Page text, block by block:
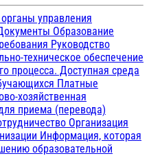
управления
Образование
Руководство
техническое обеспечение
процесса. Доступная среда
Платные
хозяйственная
приема (перевода)
Организация
Информация, которая
образовательной